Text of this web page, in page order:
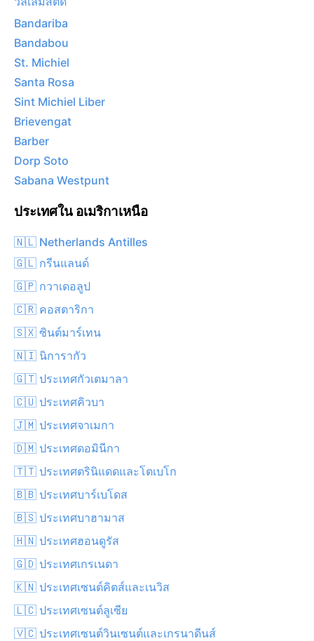
Bandariba
Bandabou
St. Michiel
Santa Rosa
Sint Michiel Liber
Brievengat
Barber
Dorp Soto
Sabana Westpunt
ประเทศใน อเมริกาเหนือ
🇳🇱 Netherlands Antilles
🇬🇱 กรีนแลนด์
🇬🇵 กวาเดอลูป
🇨🇷 คอสตาริกา
🇸🇽 ซินต์มาร์เทน
🇳🇮 นิการากัว
🇬🇹 ประเทศกัวเตมาลา
🇨🇺 ประเทศคิวบา
🇯🇲 ประเทศจาเมกา
🇩🇲 ประเทศดอมินีกา
🇹🇹 ประเทศตรินิแดดและโตเบโก
🇧🇧 ประเทศบาร์เบโดส
🇧🇸 ประเทศบาฮามาส
🇭🇳 ประเทศฮอนดูรัส
🇬🇩 ประเทศเกรเนดา
🇰🇳 ประเทศเซนต์คิตส์และเนวิส
🇱🇨 ประเทศเซนต์ลูเซีย
🇻🇨 ประเทศเซนต์วินเซนต์และเกรนาดีนส์